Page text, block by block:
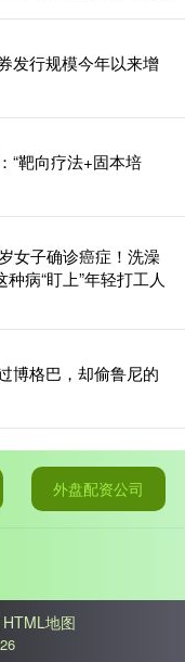
发行规模今年以来增
“靶向疗法+固本培
女子确诊癌症！洗澡
病“盯上”年轻打工人
博格巴，却偷鲁尼的
外盘配资公司
HTML地图